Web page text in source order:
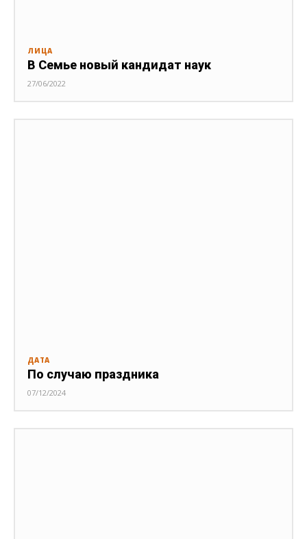
ЛИЦА
В Семье новый кандидат наук
27/06/2022
ДАТА
По случаю праздника
07/12/2024